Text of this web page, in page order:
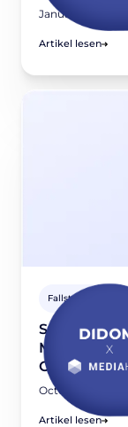
January 11, 2023
Artikel lesen
Fallstudien
So nutzt
Mediahuis
October 5, 2022
Artikel lesen